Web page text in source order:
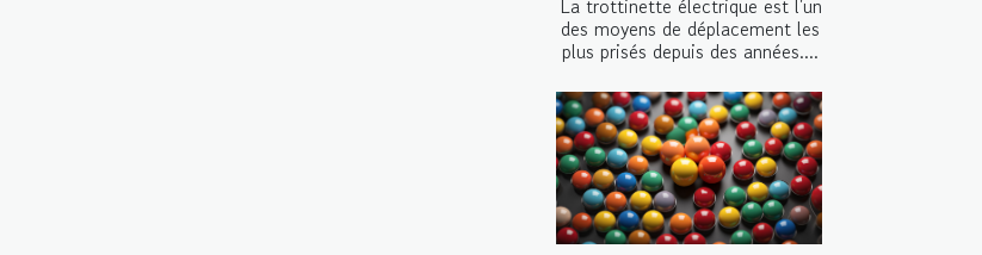
La trottinette électrique est l'un
des moyens de déplacement les
plus prisés depuis des années....